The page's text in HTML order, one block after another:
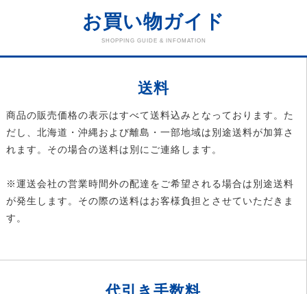
お買い物ガイド
SHOPPING GUIDE & INFOMATION
送料
商品の販売価格の表示はすべて送料込みとなっております。た
だし、北海道・沖縄および離島・一部地域は別途送料が加算さ
れます。その場合の送料は別にご連絡します。
※運送会社の営業時間外の配達をご希望される場合は別途送料
が発生します。その際の送料はお客様負担とさせていただきま
す。